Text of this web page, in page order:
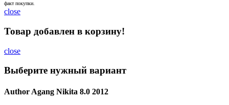
факт покупки.
close
Товар добавлен в корзину!
close
Выберите нужный вариант
Author Agang Nikita 8.0 2012